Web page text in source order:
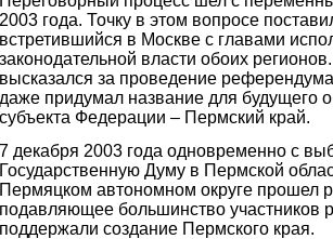
2003 года. Точку в этом вопросе
встретившийся в Москве с главами
законодательной власти обоих
высказался за проведение
даже придумал название для будущего
субъекта Федерации – Пермский край.
7 декабря 2003 года одновременно с
Государственную Думу в Пермской
Пермяцком автономном округе прошел
подавляющее большинство участников
поддержали создание Пермского края.